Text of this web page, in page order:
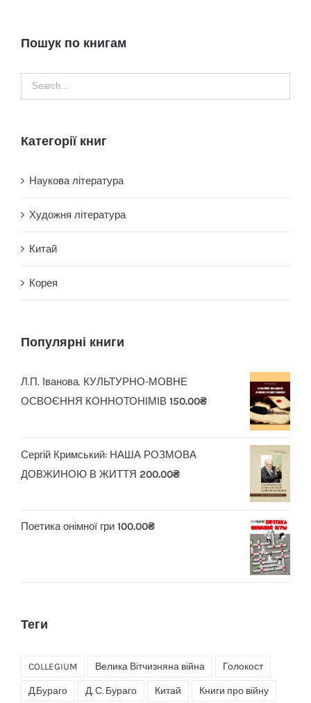
Пошук по книгам
Категорії книг
Наукова література
Художня література
Китай
Корея
Популярні книги
Л.П. Іванова. КУЛЬТУРНО-МОВНЕ
ОСВОЄННЯ КОННОТОНІМІВ 150.00₴
Сергій Кримський: НАША РОЗМОВА
ДОВЖИНОЮ В ЖИТТЯ 200.00₴
Поетика онімної гри 100.00₴
Теги
COLLEGIUM Велика Вітчизняна війна Голокост
Д.Бураго Д. С. Бураго Китай Книги про війну